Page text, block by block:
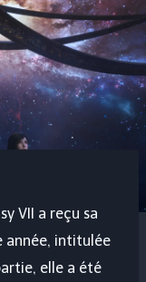
VII a reçu sa
année, intitulée
elle a été